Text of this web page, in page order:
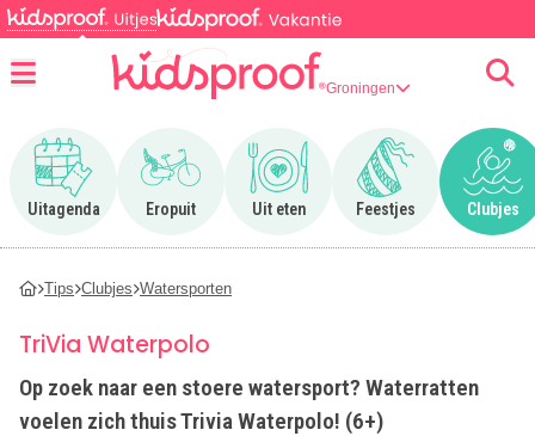
Groningen
Uitagenda
Ga naar Uitagenda
Eropuit
Ga naar Eropuit
Uit eten
Ga naar Uit eten
Feestjes
Ga naar Feestjes
Clubjes
Ga
Tips Clubjes Watersporten
TriVia Waterpolo
Op zoek naar een stoere watersport? Waterratten
voelen zich thuis Trivia Waterpolo! (6+)